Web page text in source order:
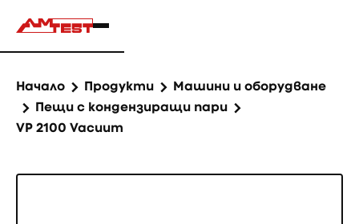
Начало Продукти
Машини и оборудване
Пещи с кондензиращи пари
VP 2100 Vacuum